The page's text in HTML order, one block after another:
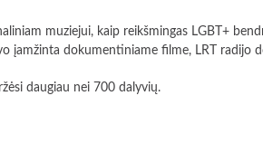
muziejui, kaip reikšmingas LGBT+
įamžinta dokumentiniame filme, LRT radijo
daugiau nei 700 dalyvių.